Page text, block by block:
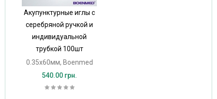
Акупунктурные иглы с
серебряной ручкой и
индивидуальной
трубкой 100шт
0.35х60мм, Boenmed
540.00 грн.